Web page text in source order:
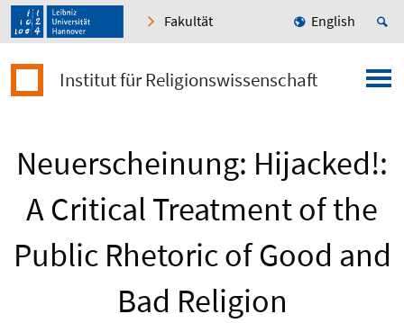
Fakultät English
Institut für Religionswissenschaft
Neuerscheinung: Hijacked!:
A Critical Treatment of the
Public Rhetoric of Good and
Bad Religion